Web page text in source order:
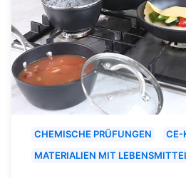
CHEMISCHE PRÜFUNGEN
CE-
MATERIALIEN MIT